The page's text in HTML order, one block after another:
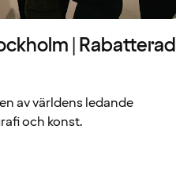
| Rabatterad
av världens ledande
och konst.